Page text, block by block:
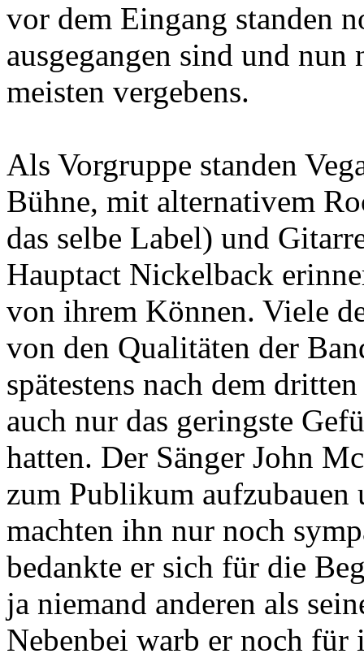
vor dem Eingang standen
ausgegangen sind und
meisten vergebens.
Als Vorgruppe standen
Bühne, mit alternativem
das selbe Label) und
Hauptact Nickelback
von ihrem Können. Viele
von den Qualitäten der
spätestens nach dem
auch nur das geringste
hatten. Der Sänger John
zum Publikum aufzubauen
machten ihn nur noch
bedankte er sich für die
ja niemand anderen als
Nebenbei warb er noch für